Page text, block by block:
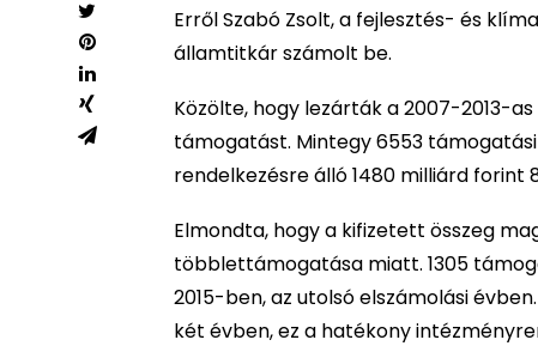
Erről Szabó Zsolt, a fejlesztés- és
államtitkár számolt be.
Közölte, hogy lezárták a 2007-2013-
támogatást. Mintegy 6553
rendelkezésre álló 1480 milliárd forint
Elmondta, hogy a kifizetett összeg
többlettámogatása miatt. 1305
2015-ben, az utolsó elszámolási
két évben, ez a hatékony